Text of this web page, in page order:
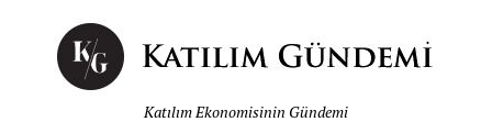
Katılım Ekonomisinin Gündemi